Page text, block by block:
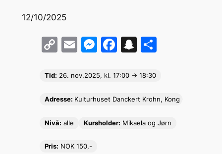
12/10/2025
C
p
Li
n
k
E
ai
l
M
s
e
n
F
c
b
o
S
a
p
c
h
S
e
Tid: 26. nov.2025, kl. 17:00 -> 18:30
Adresse: Kulturhuset Danckert Krohn, Kong Oscars gate
Nivå: alle Kursholder: Mikaela og Jørn
Pris: NOK 150,-